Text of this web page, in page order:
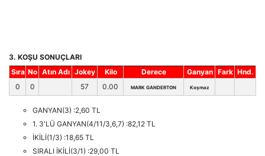
3. KOŞU SONUÇLARI
Sıra No Atın Adı Jokey Kilo Derece Ganyan Fark Hnd.
0
0 57 0.00 MARK GANDERTON Koşmaz
GANYAN(3) :2,60 TL
1. 3'LÜ GANYAN(4/11/3,6,7) :82,12 TL
İKİLİ(1/3) :18,65 TL
SIRALI İKİLİ(3/1) :29,00 TL